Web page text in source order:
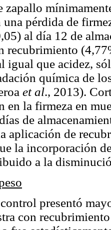
zapallo
una pérdida de
al día 12 de
recubrimiento
igual que acidez,
química de
et al., 2013).
en la firmeza en
de
aplicación de
la incorporación
a la
presentó
con